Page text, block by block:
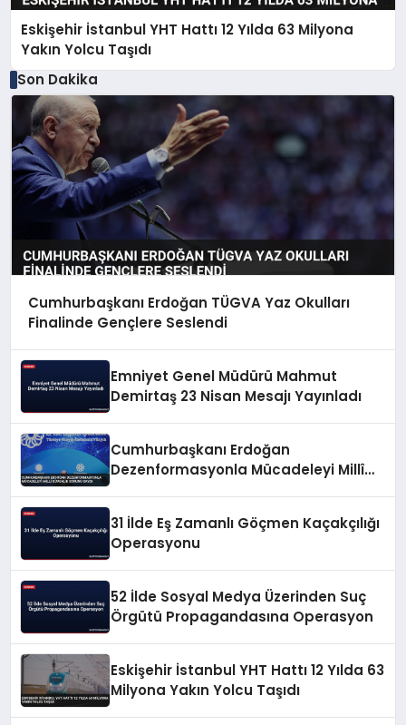
Eskişehir İstanbul YHT Hattı 12 Yılda 63 Milyona
Yakın Yolcu Taşıdı
Son Dakika
Cumhurbaşkanı Erdoğan TÜGVA Yaz Okulları
Finalinde Gençlere Seslendi
Emniyet Genel Müdürü Mahmut
Demirtaş 23 Nisan Mesajı Yayınladı
Cumhurbaşkanı Erdoğan
Dezenformasyonla Mücadeleyi Millî
31 İlde Eş Zamanlı Göçmen Kaçakçılığı
Operasyonu
52 İlde Sosyal Medya Üzerinden Suç
Örgütü Propagandasına Operasyon
Eskişehir İstanbul YHT Hattı 12 Yılda 63
Milyona Yakın Yolcu Taşıdı